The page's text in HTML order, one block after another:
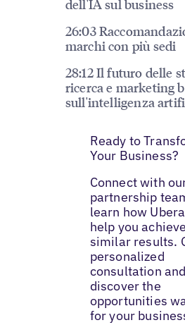
dell'IA sul business
26:03
marchi con più sedi
28:12 Il futuro delle
ricerca e marketing
sull'intelligenza
Ready to
Your Business?
Connect with
partnership
learn how
help you achieve
similar results.
personalized
consultation and
discover the
opportunities
for your